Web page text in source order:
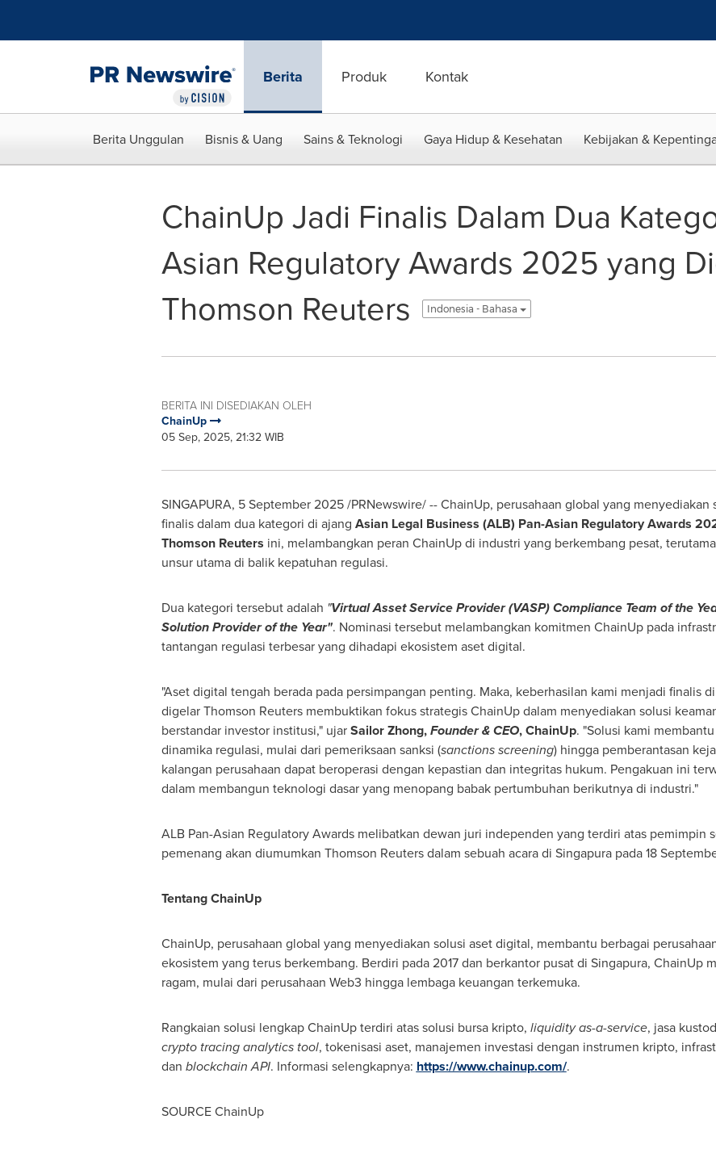
Berita Produk Kontak
Berita Unggulan Bisnis & Uang Sains & Teknologi Gaya Hidup & Kesehatan Kebijakan &
ChainUp Jadi Finalis Dalam Dua
Asian Regulatory Awards 2025 yang
Thomson Reuters
Indonesia - Bahasa
BERITA INI DISEDIAKAN OLEH
ChainUp
05 Sep, 2025, 21:32 WIB
SINGAPURA, 5 September 2025/PRNewswire/ -- ChainUp, perusahaan global yang menyediakan
finalis dalam dua kategori di ajang Asian Legal Business (ALB) Pan-Asian Regulatory Awards
Thomson Reuters ini, melambangkan peran ChainUp di industri yang berkembang pesat,
unsur utama di balik kepatuhan regulasi.
Dua kategori tersebut adalah "Virtual Asset Service Provider (VASP) Compliance Team of the
Solution Provider of the Year". Nominasi tersebut melambangkan komitmen ChainUp pada
tantangan regulasi terbesar yang dihadapi ekosistem aset digital.
"Aset digital tengah berada pada persimpangan penting. Maka, keberhasilan kami menjadi finalis
digelar Thomson Reuters membuktikan fokus strategis ChainUp dalam menyediakan solusi
berstandar investor institusi," ujarSailor Zhong,Founder & CEO, ChainUp. "Solusi kami
dinamika regulasi, mulai dari pemeriksaan sanksi (sanctions screening) hingga pemberantasan
kalangan perusahaan dapat beroperasi dengan kepastian dan integritas hukum. Pengakuan ini
dalam membangun teknologi dasar yang menopang babak pertumbuhan berikutnya di industri."
ALB Pan-Asian Regulatory Awards melibatkan dewan juri independen yang terdiri atas pemimpin
pemenang akan diumumkan Thomson Reuters dalam sebuah acara di Singapura pada18
Tentang ChainUp
ChainUp, perusahaan global yang menyediakan solusi aset digital, membantu berbagai
ekosistem yang terus berkembang. Berdiri pada 2017 dan berkantor pusat di Singapura, ChainUp
ragam, mulai dari perusahaan Web3 hingga lembaga keuangan terkemuka.
Rangkaian solusi lengkap ChainUp terdiri atas solusi bursa kripto, liquidity as-a-service, jasa
crypto tracing analytics tool, tokenisasi aset, manajemen investasi dengan instrumen kripto,
dan blockchain API. Informasi selengkapnya: https://www.chainup.com/.
SOURCE ChainUp